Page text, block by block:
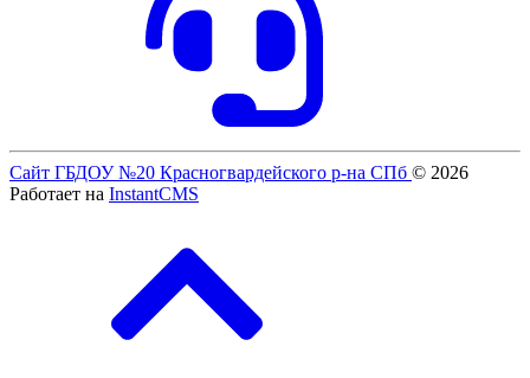
Сайт ГБДОУ №20 Красногвардейского р-на СПб © 2026
Работает на InstantCMS